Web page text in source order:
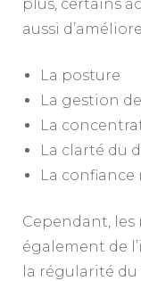
plus, certains
aussi
La posture
La gestion
La
La clarté du
La
Cependant,
également de
la régularité du